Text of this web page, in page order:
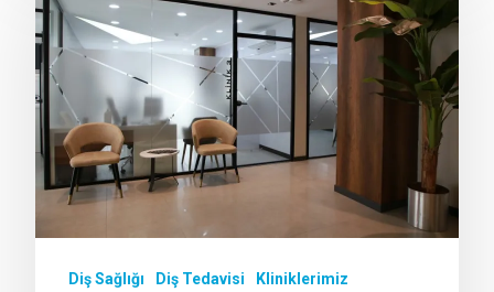
Diş Sağlığı Diş Tedavisi Kliniklerimiz